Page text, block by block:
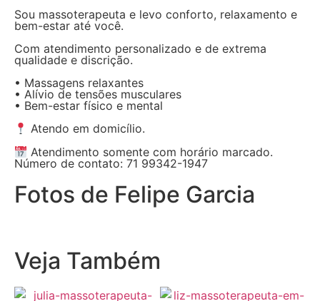
Sou massoterapeuta e levo conforto, relaxamento e
bem-estar até você.
Com atendimento personalizado e de extrema
qualidade e discrição.
• Massagens relaxantes
• Alívio de tensões musculares
• Bem-estar físico e mental
Atendo em domicílio.
Atendimento somente com horário marcado.
Número de contato: 71 99342-1947
Fotos de Felipe Garcia
Veja Também